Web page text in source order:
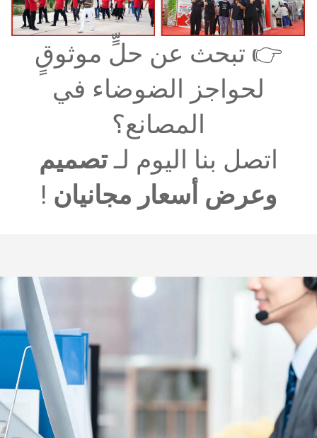
👉 تبحث عن حلٍّ موثوقٍ
لحواجز الضوضاء في
المصانع؟
اتصل بنا اليوم لـتصميم
وعرض أسعار مجانيان!